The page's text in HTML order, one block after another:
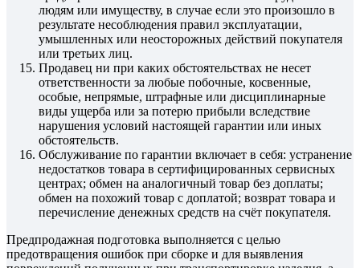
людям или имуществу, в случае если это произошло в
результате несоблюдения правил эксплуатации,
умышленных или неосторожных действий покупателя
или третьих лиц.
Продавец ни при каких обстоятельствах не несет
ответственности за любые побочные, косвенные,
особые, непрямые, штрафные или дисциплинарные
виды ущерба или за потерю прибыли вследствие
нарушения условий настоящей гарантии или иных
обстоятельств.
Обслуживание по гарантии включает в себя: устранение
недостатков товара в сертифицированных сервисных
центрах; обмен на аналогичный товар без доплаты;
обмен на похожий товар с доплатой; возврат товара и
перечисление денежных средств на счёт покупателя.
Предпродажная подготовка выполняется с целью
предотвращения ошибок при сборке и для выявления